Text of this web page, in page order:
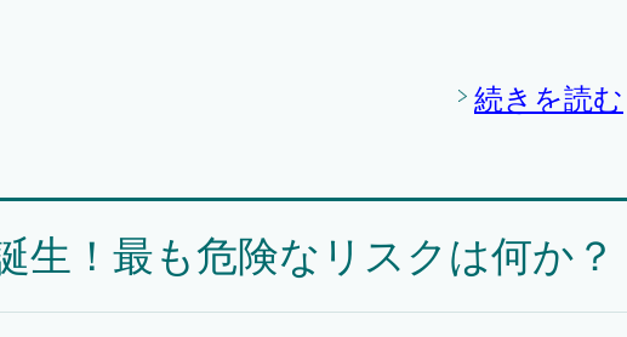
続きを読む
生！最も危険なリスクは何か？